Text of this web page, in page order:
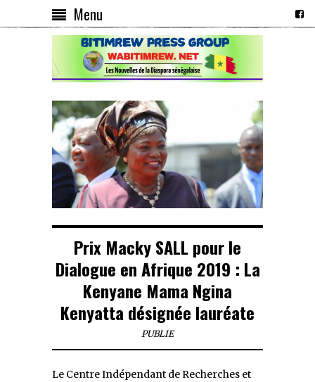
Menu
Prix Macky SALL pour le
Dialogue en Afrique 2019 : La
Kenyane Mama Ngina
Kenyatta désignée lauréate
PUBLIE
Le Centre Indépendant de Recherches et